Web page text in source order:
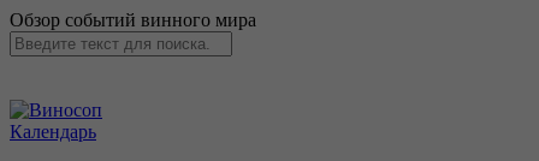
Обзор событий винного мира
Календарь